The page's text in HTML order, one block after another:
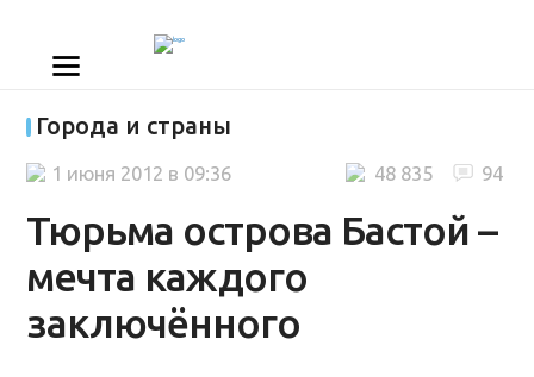
Города и страны
Тюрьма острова Бастой –
мечта каждого
заключённого
94
48 835
1 июня 2012 в 09:36